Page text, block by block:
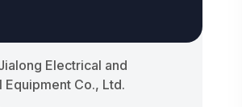
Electrical and
Equipment Co., Ltd.